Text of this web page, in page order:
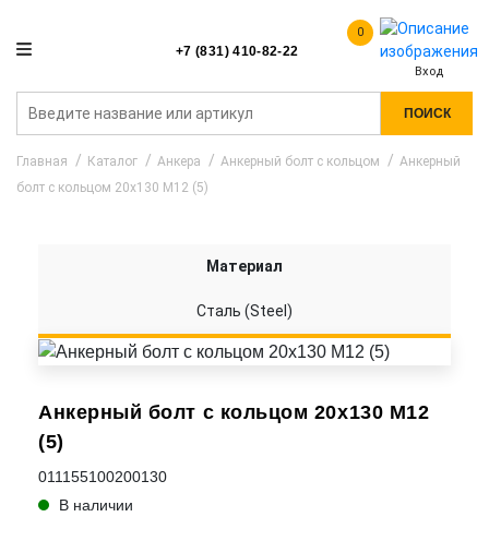
+7 (831) 410-82-22
0
Вход
ПОИСК
Главная Каталог Анкера Анкерный болт с кольцом
Анкерный
болт с кольцом 20x130 M12 (5)
Анкерный болт с кольцом 20x130 M12
(5)
011155100200130
В наличии
Материал
Сталь (Steel)